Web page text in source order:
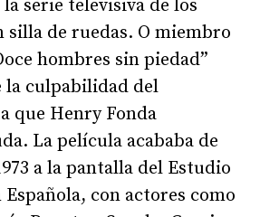
serie televisiva de los
silla de ruedas. O miembro
hombres sin piedad”
la culpabilidad del
que Henry Fonda
La película acababa de
a la pantalla del Estudio
Española, con actores como